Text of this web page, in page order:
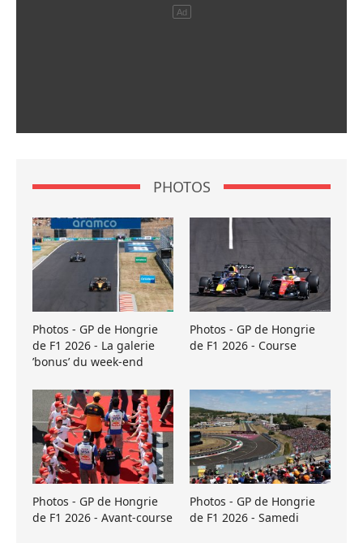
PHOTOS
Photos - GP de Hongrie
de F1 2026 - La galerie
’bonus’ du week-end
Photos - GP de Hongrie
de F1 2026 - Course
Photos - GP de Hongrie
de F1 2026 - Avant-course
Photos - GP de Hongrie
de F1 2026 - Samedi